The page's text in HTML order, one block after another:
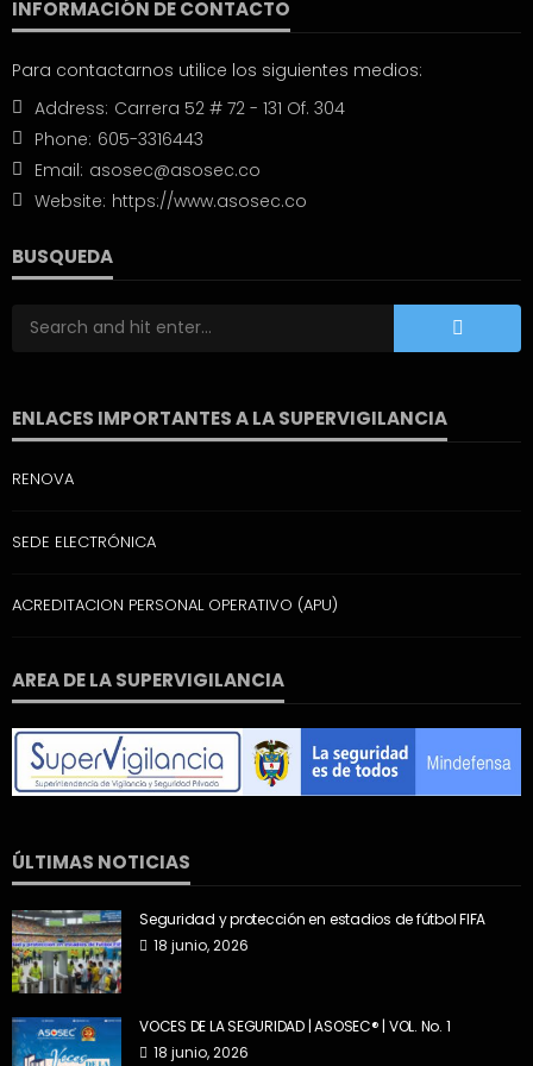
INFORMACIÓN DE CONTACTO
Para contactarnos utilice los siguientes medios:
Address: Carrera 52 # 72 - 131 Of. 304
Phone: 605-3316443
Email: asosec@asosec.co
Website: https://www.asosec.co
BUSQUEDA
ENLACES IMPORTANTES A LA SUPERVIGILANCIA
RENOVA
SEDE ELECTRÓNICA
ACREDITACION PERSONAL OPERATIVO (APU)
AREA DE LA SUPERVIGILANCIA
ÚLTIMAS NOTICIAS
Seguridad y protección en estadios de fútbol FIFA
18 junio, 2026
VOCES DE LA SEGURIDAD | ASOSEC® | VOL. No. 1
18 junio, 2026